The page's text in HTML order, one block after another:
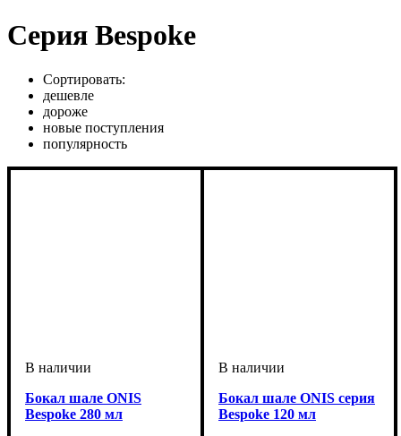
Серия Bespoke
Сортировать:
дешевле
дороже
новые поступления
популярность
Бокал шале ONIS
Bespoke 280 мл
Бокал шале ONIS серия
Bespoke 120 мл